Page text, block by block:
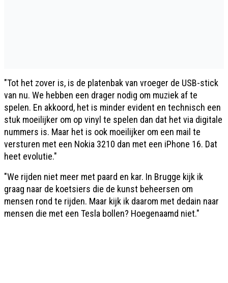
"Tot het zover is, is de platenbak van vroeger de USB-stick
van nu. We hebben een drager nodig om muziek af te
spelen. En akkoord, het is minder evident en technisch een
stuk moeilijker om op vinyl te spelen dan dat het via digitale
nummers is. Maar het is ook moeilijker om een mail te
versturen met een Nokia 3210 dan met een iPhone 16. Dat
heet evolutie."
"We rijden niet meer met paard en kar. In Brugge kijk ik
graag naar de koetsiers die de kunst beheersen om
mensen rond te rijden. Maar kijk ik daarom met dedain naar
mensen die met een Tesla bollen? Hoegenaamd niet."